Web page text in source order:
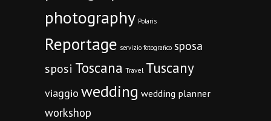
photography Polaris
Reportage servizio fotografico sposa
sposi Toscana Travel Tuscany
viaggio wedding wedding planner
workshop